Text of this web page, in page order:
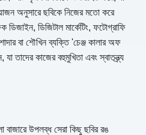
অনুসারে ছবিকে নিজের মতো করে
ডিজিটাল মার্কেটিং, ফটোগ্রাফি
বা শৌখিন ব্যক্তি 'চেঞ্জ কালার অফ
তাদের কাজের বহুমুখিতা এবং স্বাতন্ত্র্য
উপলব্ধ সেরা কিছু ছবির রঙ